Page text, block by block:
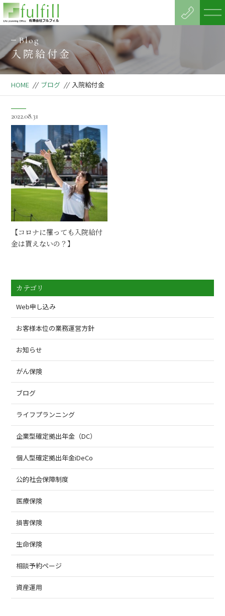
Blog
入院給付金
HOME // ブログ // 入院給付金
2022.08.31
【コロナに罹っても入院給付
金は貰えないの？】
カテゴリ
Web申し込み
お客様本位の業務運営方針
お知らせ
がん保険
ブログ
ライフプランニング
企業型確定拠出年金（DC）
個人型確定拠出年金iDeCo
公的社会保障制度
医療保険
損害保険
生命保険
相談予約ページ
資産運用